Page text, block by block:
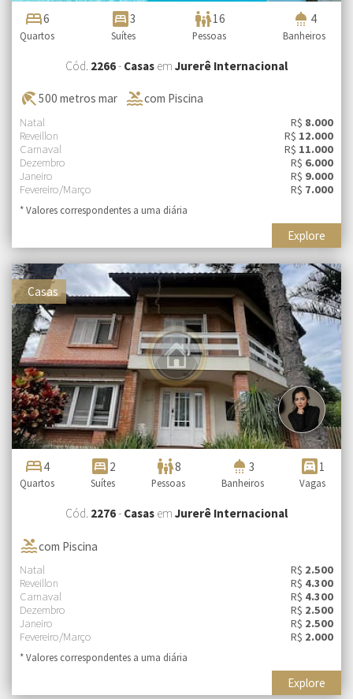
bed6
Quartos
bedroom_parent 3
Suítes
family_restroom16
Pessoas
shower 4
Banheiros
Cód. 2266- Casas em Jurerê Internacional
beach_access 500 metros mar poolcom Piscina
Natal R$ 8.000
Reveillon
R$ 12.000
Carnaval
R$ 11.000
Dezembro
R$ 6.000
Janeiro
R$ 9.000
Fevereiro/Março
R$ 7.000
* Valores correspondentes a uma diária
Explore
Casas
bed4
Quartos
bedroom_parent 2
Suítes
family_restroom8
Pessoas
shower 3
Banheiros
garage 1
Vagas
Cód. 2276- Casas em Jurerê Internacional
poolcom Piscina
Natal R$ 2.500
Reveillon
R$ 4.300
Carnaval
R$ 4.300
Dezembro
R$ 2.500
Janeiro
R$ 2.500
Fevereiro/Março
R$ 2.000
* Valores correspondentes a uma diária
Explore